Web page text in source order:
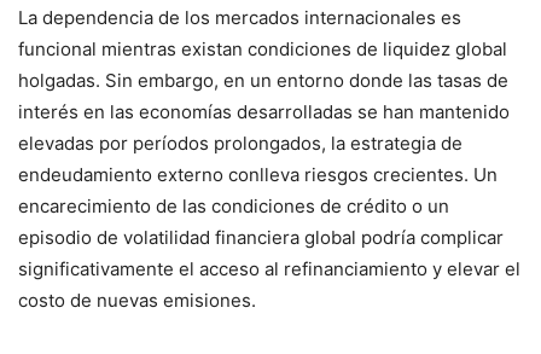
La dependencia de los mercados internacionales es
funcional mientras existan condiciones de liquidez global
holgadas. Sin embargo, en un entorno donde las tasas de
interés en las economías desarrolladas se han mantenido
elevadas por períodos prolongados, la estrategia de
endeudamiento externo conlleva riesgos crecientes. Un
encarecimiento de las condiciones de crédito o un
episodio de volatilidad financiera global podría complicar
significativamente el acceso al refinanciamiento y elevar el
costo de nuevas emisiones.